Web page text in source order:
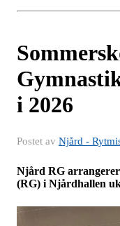
i 2026
Postet av Njård -
Njård RG
(RG) i Njårdhallen